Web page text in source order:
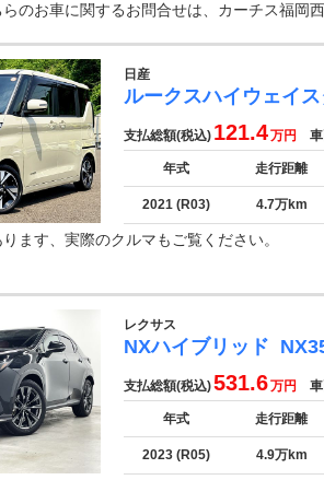
のお車に関するお問合せは、カーチス福岡
日産
ルークスハイウェイ
支払総額(税込) 121.4万円 車
年式 走行距離
2021 (R03) 4.7万km
ます、実際のクルマもご覧ください。
レクサス
NXハイブリッド
支払総額(税込)531.6万円 車
年式 走行距離
2023 (R05) 4.9万km